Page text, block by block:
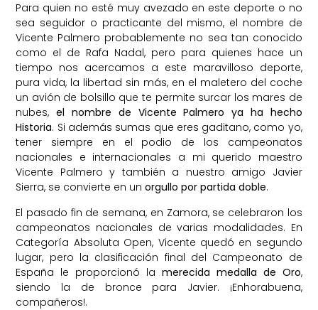
Para quien no esté muy avezado en este deporte o no
sea seguidor o practicante del mismo, el nombre de
Vicente Palmero probablemente no sea tan conocido
como el de Rafa Nadal, pero para quienes hace un
tiempo nos acercamos a este maravilloso deporte,
pura vida, la libertad sin más, en el maletero del coche
un avión de bolsillo que te permite surcar los mares de
nubes,el nombre de Vicente Palmero ya ha hecho
Historia. Si además sumas que eres gaditano, como yo,
tener siempre en el podio de los campeonatos
nacionales e internacionales a mi querido maestro
Vicente Palmero y también a nuestro amigo Javier
Sierra, se convierte en unorgullo por partida doble.
El pasado fin de semana, en Zamora, se celebraron los
campeonatos nacionales de varias modalidades. En
Categoría Absoluta Open, Vicente quedó en segundo
lugar, pero la clasificación final del Campeonato de
España le proporcionó la merecida medalla de Oro,
siendo la de bronce para Javier. ¡Enhorabuena,
compañeros!.